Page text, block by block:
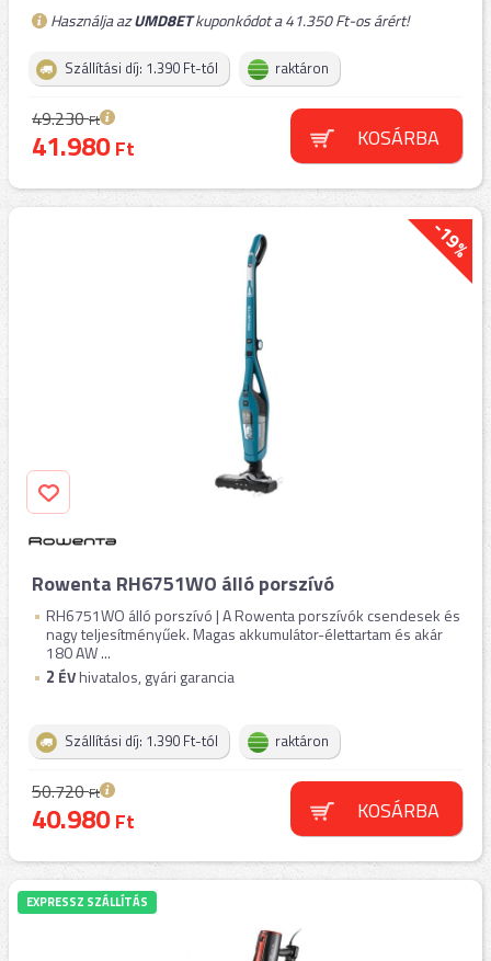
Használja azUMD8ETkuponkódot a 41.350 Ft-os árért!
Szállítási díj: 1.390 Ft-tól raktáron
49.230Ft
41.980Ft KOSÁRBA
-19%
Rowenta RH6751WO álló porszívó
RH6751WO álló porszívó | A Rowenta porszívók csendesek és
nagy teljesítményűek. Magas akkumulátor-élettartam és akár
180 AW ...
2 ÉVhivatalos, gyári garancia
Szállítási díj: 1.390 Ft-tól raktáron
50.720Ft
40.980Ft KOSÁRBA
EXPRESSZ SZÁLLÍTÁS